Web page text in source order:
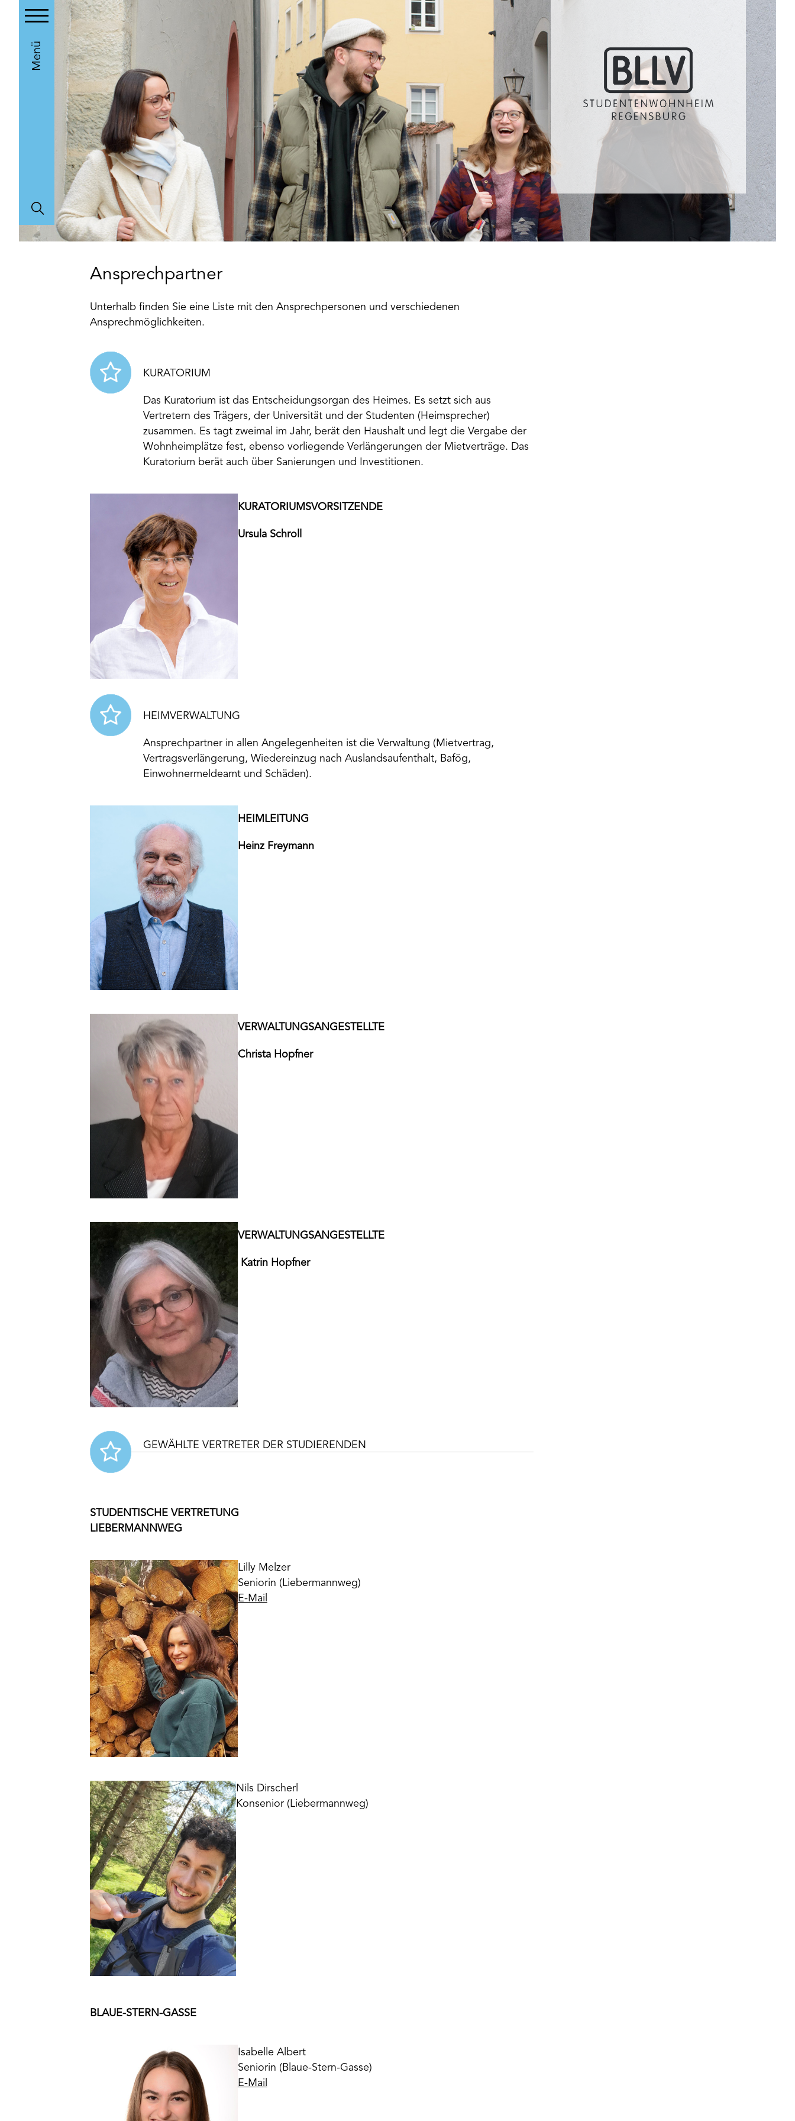
Toggle main menu visibility
Menü
Ansprechpartner
Unterhalb finden Sie eine Liste mit den Ansprechpersonen und verschiedenen
Ansprechmöglichkeiten.
KURATORIUM
Das Kuratorium ist das Entscheidungsorgan des Heimes. Es setzt sich aus
Vertretern des Trägers, der Universität und der Studenten (Heimsprecher)
zusammen. Es tagt zweimal im Jahr, berät den Haushalt und legt die Vergabe der
Wohnheimplätze fest, ebenso vorliegende Verlängerungen der Mietverträge. Das
Kuratorium berät auch über Sanierungen und Investitionen.
KURATORIUMSVORSITZENDE
Ursula Schroll
HEIMVERWALTUNG
Ansprechpartner in allen Angelegenheiten ist die Verwaltung (Mietvertrag,
Vertragsverlängerung, Wiedereinzug nach Auslandsaufenthalt, Bafög,
Einwohnermeldeamt und Schäden).
HEIMLEITUNG
Heinz Freymann
VERWALTUNGSANGESTELLTE
Christa Hopfner
VERWALTUNGSANGESTELLTE
Katrin Hopfner
GEWÄHLTE VERTRETER DER STUDIERENDEN
STUDENTISCHE VERTRETUNG
LIEBERMANNWEG
Lilly Melzer
Seniorin (Liebermannweg)
E-Mail
Nils Dirscherl
Konsenior (Liebermannweg)
BLAUE-STERN-GASSE
Isabelle Albert
Seniorin (Blaue-Stern-Gasse)
E-Mail